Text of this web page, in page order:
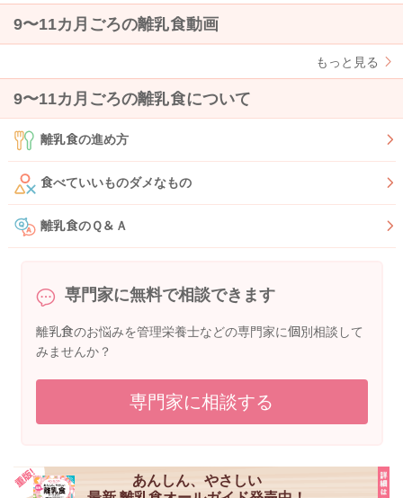
9〜11カ月ごろの離乳食動画
もっと見る
9〜11カ月ごろの離乳食について
離乳食の進め方
食べていいものダメなもの
離乳食のＱ＆Ａ
専門家に無料で相談できます
離乳食のお悩みを管理栄養士などの専門家に個別相談して
みませんか？
専門家に相談する
あんしん、やさしい